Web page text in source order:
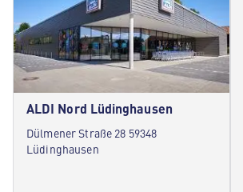
ALDI Nord Lüdinghausen
Dülmener Straße 28 59348
Lüdinghausen